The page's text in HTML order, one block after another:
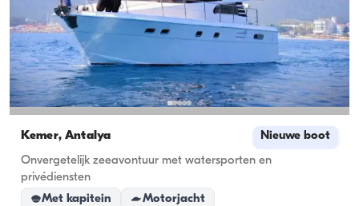
Kemer, Antalya Nieuwe boot
Onvergetelijk zeeavontuur met watersporten en
privédiensten
Met kapitein
Motorjacht